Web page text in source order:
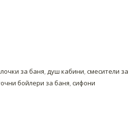
за баня,душ кабини,смесители за
бойлери за баня,сифони